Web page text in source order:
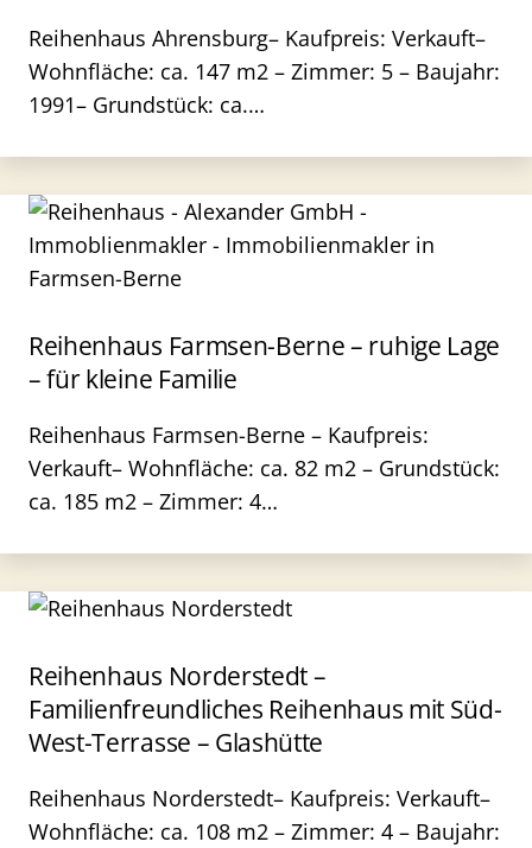
Reihenhaus Ahrensburg– Kaufpreis: Verkauft–
Wohnfläche: ca. 147 m2 – Zimmer: 5 – Baujahr:
1991– Grundstück: ca.…
Reihenhaus Farmsen-Berne – ruhige Lage
– für kleine Familie
Reihenhaus Farmsen-Berne – Kaufpreis:
Verkauft– Wohnfläche: ca. 82 m2 – Grundstück:
ca. 185 m2 – Zimmer: 4…
Reihenhaus Norderstedt –
Familienfreundliches Reihenhaus mit Süd-
West-Terrasse – Glashütte
Reihenhaus Norderstedt– Kaufpreis: Verkauft–
Wohnfläche: ca. 108 m2 – Zimmer: 4 – Baujahr: